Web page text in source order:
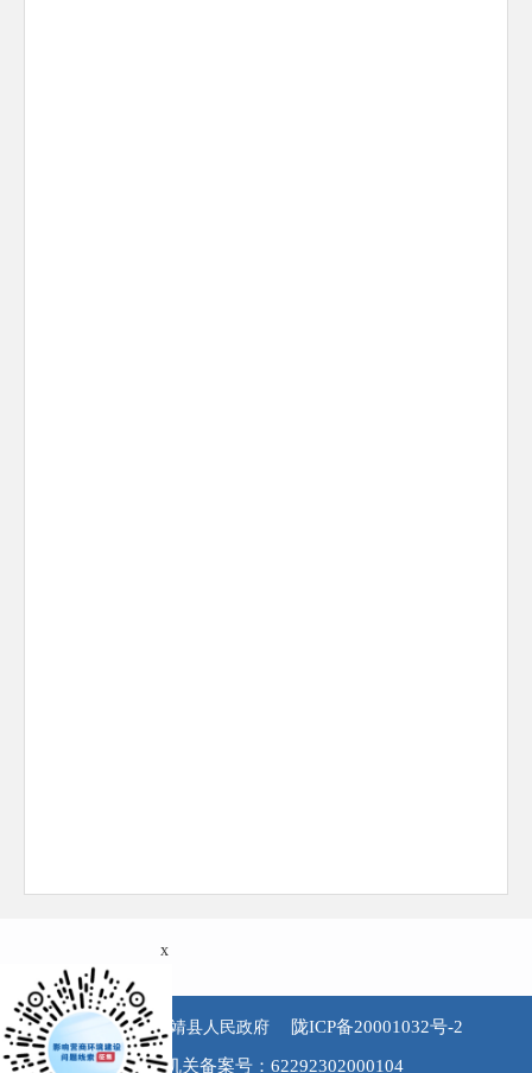
版权所有 永靖县人民政府 陇ICP备20001032号-2
公安机关备案号：62292302000104
x